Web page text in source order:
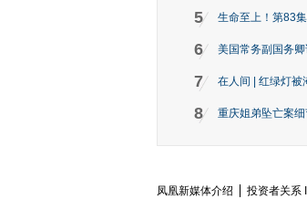
5 生命至上！第83
6 美国常务副国务
7 在人间 | 红绿灯被
8 重庆姐弟坠亡案
凤凰新媒体介绍 投资者关系